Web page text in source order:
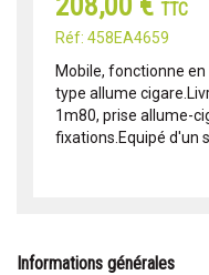
TTC
Réf: 458EA4659
Mobile, fonctionne
type allume
1m80, prise allume-
fixations.Equipé d'un
Informations générales